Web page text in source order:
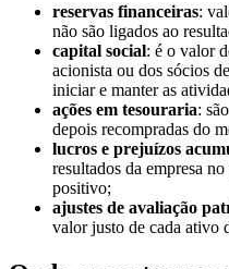
reservas financeiras:
não são ligados ao
capital social: é o valor
acionista ou dos sócios
iniciar e manter as
ações em tesouraria:
depois recompradas do
lucros e prejuízos
resultados da empresa
positivo;
ajustes de avaliação
valor justo de cada ativo